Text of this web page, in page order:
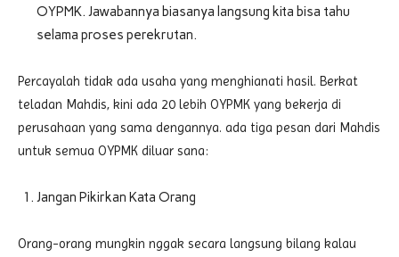
OYPMK. Jawabannya biasanya langsung kita bisa tahu
selama proses perekrutan.
Percayalah tidak ada usaha yang menghianati hasil. Berkat
teladan Mahdis, kini ada 20 lebih OYPMK yang bekerja di
perusahaan yang sama dengannya. ada tiga pesan dari Mahdis
untuk semua OYPMK diluar sana:
Jangan Pikirkan Kata Orang
Orang-orang mungkin nggak secara langsung bilang kalau